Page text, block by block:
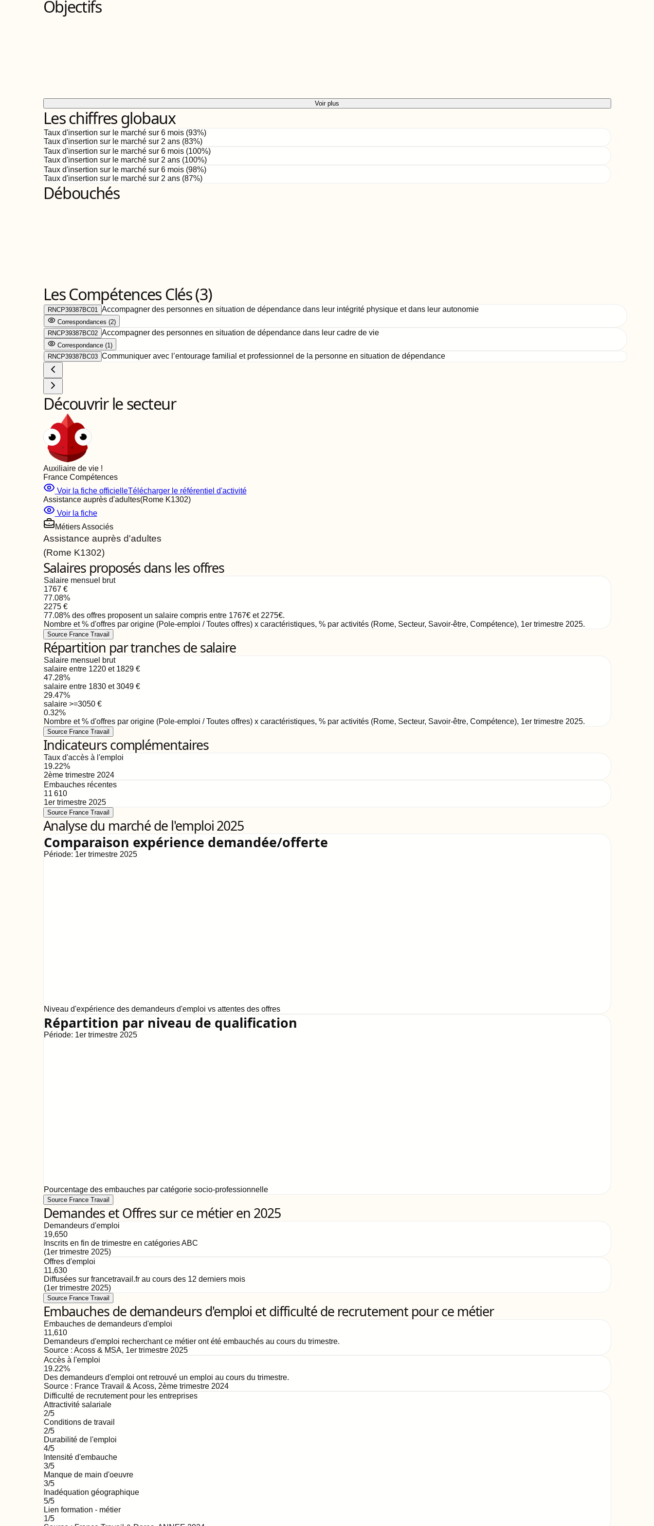
Objectifs
Voir plus
Les chiffres globaux
Taux d'insertion sur le marché sur 6 mois (93%)
Taux d'insertion sur le marché sur 2 ans (83%)
Taux d'insertion sur le marché sur 6 mois (100%)
Taux d'insertion sur le marché sur 2 ans (100%)
Taux d'insertion sur le marché sur 6 mois (98%)
Taux d'insertion sur le marché sur 2 ans (87%)
Débouchés
Les Compétences Clés (3)
RNCP39387BC01 Accompagner des personnes en situation de dépendance dans leur intégrité physique et dans leur autonomie
Correspondances (2)
RNCP39387BC02 Accompagner des personnes en situation de dépendance dans leur cadre de vie
Correspondance(1)
RNCP39387BC03 Communiquer avec l’entourage familial et professionnel de la personne en situation de dépendance
Découvrir le secteur
Auxiliaire de vie!
France Compétences
Voir la fiche officielleTélécharger le référentiel d'activité
Assistance auprès d'adultes(Rome K1302)
Voir la fiche
Métiers Associés
Assistance auprès d'adultes
(Rome K1302)
Salaires proposés dans les offres
Salaire mensuel brut
1767 €
77.08%
2275€
77.08% des offres proposent un salaire compris entre 1767€et 2275€.
Nombre et % d'offres par origine (Pole-emploi / Toutes offres) x caractéristiques, % par activités (Rome, Secteur, Savoir-être, Compétence), 1er trimestre 2025.
Source France Travail
Répartition par tranches de salaire
Salaire mensuel brut
salaire entre 1220 et 1829€
47.28%
salaire entre 1830 et 3049€
29.47%
salaire >=3050€
0.32%
Nombre et % d'offres par origine (Pole-emploi / Toutes offres) x caractéristiques, % par activités (Rome, Secteur, Savoir-être, Compétence), 1er trimestre 2025.
Source France Travail
Indicateurs complémentaires
Taux d'accès à l'emploi
19.22%
2ème trimestre 2024
Embauches récentes
11 610
1er trimestre 2025
Source France Travail
Analyse du marché de l'emploi 2025
Comparaison expérience demandée/offerte
Période: 1er trimestre 2025
Niveau d'expérience des demandeurs d'emploi vs attentes des offres
Répartition par niveau de qualification
Période: 1er trimestre 2025
Pourcentage des embauches par catégorie socio-professionnelle
Source France Travail
Demandes et Offres sur ce métier en 2025
Demandeurs d'emploi
19,650
Inscrits en fin de trimestre en catégories ABC
(1er trimestre 2025)
Offres d'emploi
11,630
Diffusées sur francetravail.fr au cours des 12 derniers mois
(1er trimestre 2025)
Source France Travail
Embauches de demandeurs d'emploi et difficulté de recrutement pour ce métier
Embauches de demandeurs d'emploi
11,610
Demandeurs d'emploi recherchant ce métier ont été embauchés au cours du trimestre.
Source : Acoss & MSA, 1er trimestre 2025
Accès à l'emploi
19.22%
Des demandeurs d'emploi ont retrouvé un emploi au cours du trimestre.
Source : France Travail & Acoss, 2ème trimestre 2024
Difficulté de recrutement pour les entreprises
Attractivité salariale
2/5
Conditions de travail
2/5
Durabilité de l'emploi
4/5
Intensité d'embauche
3/5
Manque de main d'oeuvre
3/5
Inadéquation géographique
5/5
Lien formation - métier
1/5